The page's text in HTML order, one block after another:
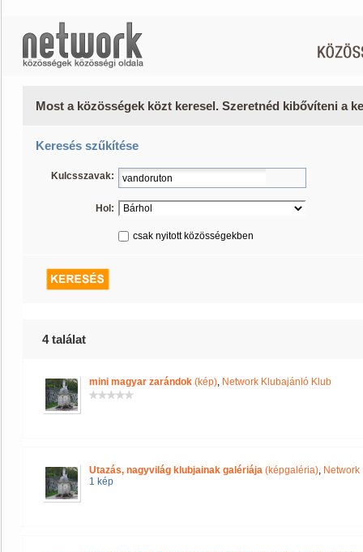
Most a közösségek közt keresel. Szeretnéd kibővíteni a
Keresés szűkítése
Kulcsszavak:
Hol:
csak nyitott közösségekben
4 találat
mini magyar zarándok (kép), Network Klubajánló Klub
Utazás, nagyvilág klubjainak galériája (képgaléria),
1 kép